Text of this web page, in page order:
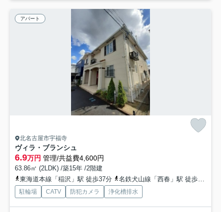
アパート
北名古屋市宇福寺
ヴィラ・ブランシュ
6.9万円 管理/共益費4,600円
63.86㎡ (2LDK) /築15年 /2階建
東海道本線「稲沢」駅 徒歩37分
名鉄犬山線「西春」駅 徒歩39分
駐輪場 CATV 防犯カメラ 浄化槽排水